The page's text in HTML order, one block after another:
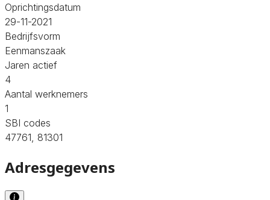
Oprichtingsdatum
29-11-2021
Bedrijfsvorm
Eenmanszaak
Jaren actief
4
Aantal werknemers
1
SBI codes
47761, 81301
Adresgegevens